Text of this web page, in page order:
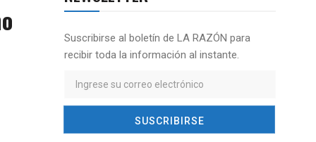
Suscribirse al boletín de LA RAZÓN para
recibir toda la información al instante.